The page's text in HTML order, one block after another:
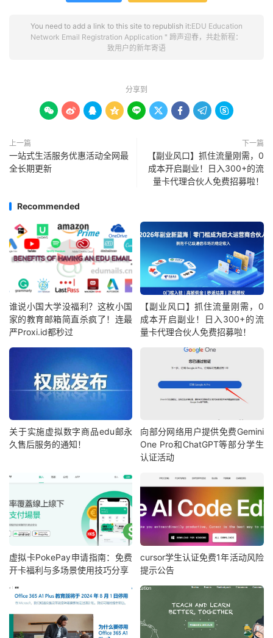
You need to add a link to this site to republish it:EDU Education
Network Email Registration Application " 蹄声迎春，共赴新程：
致用户的新年寄语
分享到
        
上一篇
一站式生活服务优惠活动全网最
全长期更新
下一篇
【副业风口】抓住流量刚需，0
成本开启副业！日入300+的流
量卡代理合伙人免费招募啦！
Recommended
谁说小国大学没福利？这枚小国
家的教育邮箱简直杀疯了！连最
严Proxi.id都秒过
【副业风口】抓住流量刚需，0
成本开启副业！日入300+的流
量卡代理合伙人免费招募啦！
关于实施虚拟数字商品edu邮永
久售后服务的通知！
向部分网络用户提供免费Gemini
One Pro和ChatGPT等部分学生
认证活动
虚拟卡PokePay申请指南：免费
开卡福利与多场景使用技巧分享
cursor学生认证免费1年活动风险
提示公告